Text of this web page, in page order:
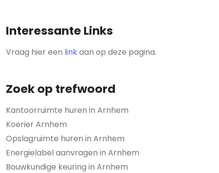
Interessante Links
Vraag hier een linkaan op deze pagina.
Zoek op trefwoord
Kantoorruimte huren in Arnhem
Koerier Arnhem
Opslagruimte huren in Arnhem
Energielabel aanvragen in Arnhem
Bouwkundige keuring in Arnhem